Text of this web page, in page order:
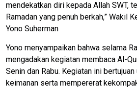
mendekatkan diri kepada Allah SWT,
Ramadan yang penuh berkah,” Wakil
Yono Suherman
Yono menyampaikan bahwa selama
mengadakan kegiatan membaca Al-
Senin dan Rabu. Kegiatan ini
keimanan serta mempererat